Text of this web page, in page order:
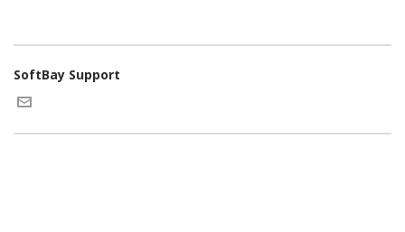
SoftBay Support